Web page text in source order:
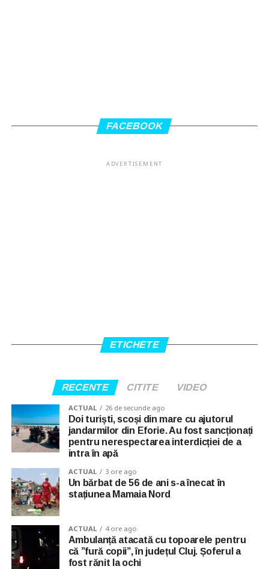
FACEBOOK
ADVERTISEMENT
ETICHETE
RECENTE CITITE VIDEO
ACTUAL 26 de secunde ago
Doi turiști, scoși din mare cu ajutorul
jandarmilor din Eforie. Au fost sancționați
pentru nerespectarea interdicției de a
intra în apă
ACTUAL 3 ore ago
Un bărbat de 56 de ani s-a înecat în
stațiunea Mamaia Nord
ACTUAL 4 ore ago
Ambulanță atacată cu topoarele pentru
că ”fură copii”, în județul Cluj. Șoferul a
fost rănit la ochi